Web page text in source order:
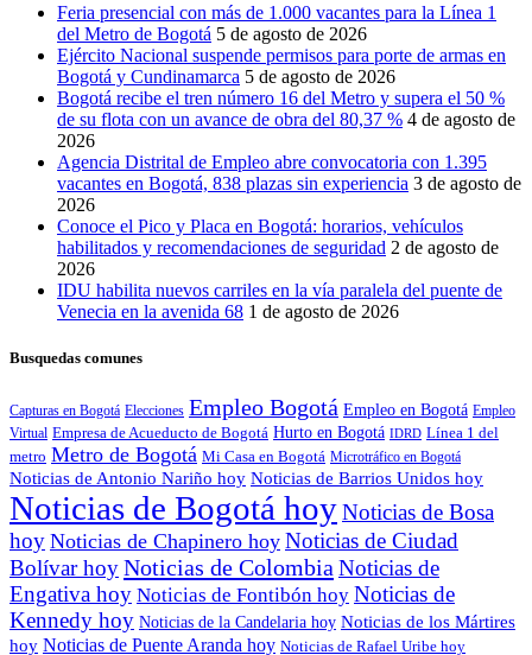
Feria presencial con más de 1.000 vacantes para la Línea 1
del Metro de Bogotá 5 de agosto de 2026
Ejército Nacional suspende permisos para porte de armas en
Bogotá y Cundinamarca 5 de agosto de 2026
Bogotá recibe el tren número 16 del Metro y supera el 50 %
de su flota con un avance de obra del 80,37 % 4 de agosto de
2026
Agencia Distrital de Empleo abre convocatoria con 1.395
vacantes en Bogotá, 838 plazas sin experiencia 3 de agosto de
2026
Conoce el Pico y Placa en Bogotá: horarios, vehículos
habilitados y recomendaciones de seguridad 2 de agosto de
2026
IDU habilita nuevos carriles en la vía paralela del puente de
Venecia en la avenida 68 1 de agosto de 2026
Busquedas comunes
Capturas en Bogotá Elecciones Empleo Bogotá Empleo en Bogotá Empleo
Virtual Empresa de Acueducto de Bogotá Hurto en Bogotá IDRD Línea 1 del
metro Metro de Bogotá Mi Casa en Bogotá Microtráfico en Bogotá
Noticias de Antonio Nariño hoy Noticias de Barrios Unidos hoy
Noticias de Bogotá hoyNoticias de Bosa
hoy Noticias de Chapinero hoy Noticias de Ciudad
Bolívar hoyNoticias de Colombia Noticias de
Engativa hoy Noticias de Fontibón hoy Noticias de
Kennedy hoy Noticias de la Candelaria hoy Noticias de los Mártires
hoy Noticias de Puente Aranda hoy Noticias de Rafael Uribe hoy